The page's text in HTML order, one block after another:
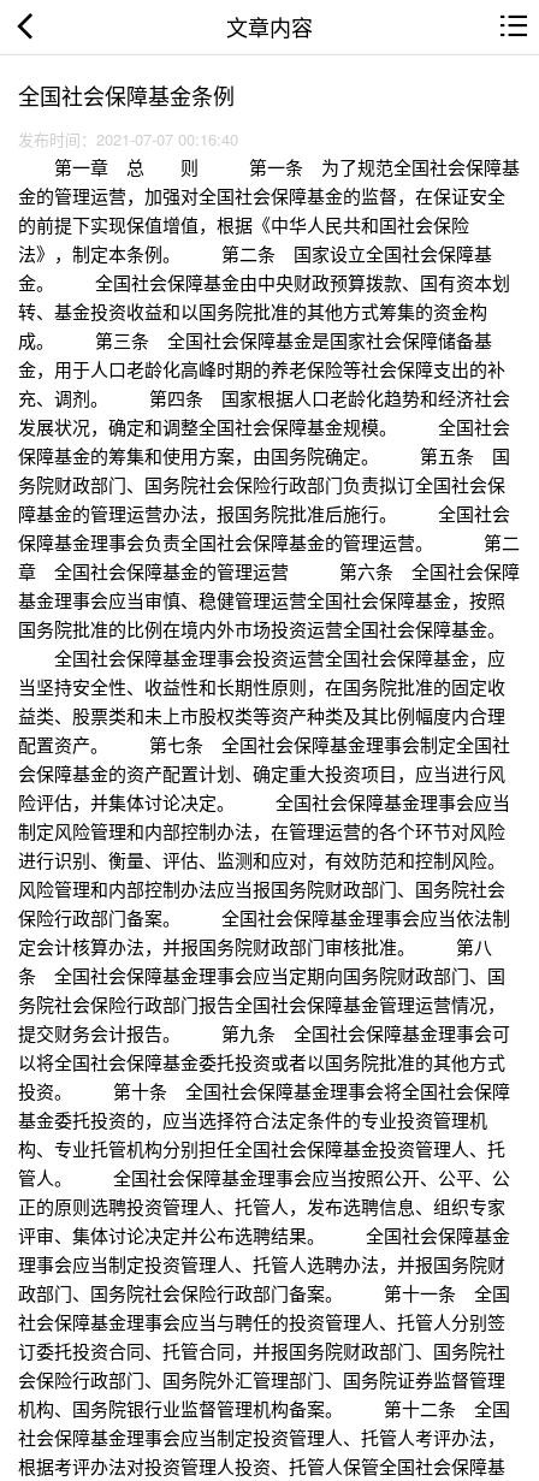
文章内容
全国社会保障基金条例
发布时间：2021-07-07 00:16:40
第一章 总 则 第一条 为了规范全国社会保障基
金的管理运营，加强对全国社会保障基金的监督，在保证安全
的前提下实现保值增值，根据《中华人民共和国社会保险
法》，制定本条例。 第二条 国家设立全国社会保障基
金。 全国社会保障基金由中央财政预算拨款、国有资本划
转、基金投资收益和以国务院批准的其他方式筹集的资金构
成。 第三条 全国社会保障基金是国家社会保障储备基
金，用于人口老龄化高峰时期的养老保险等社会保障支出的补
充、调剂。 第四条 国家根据人口老龄化趋势和经济社会
发展状况，确定和调整全国社会保障基金规模。 全国社会
保障基金的筹集和使用方案，由国务院确定。 第五条 国
务院财政部门、国务院社会保险行政部门负责拟订全国社会保
障基金的管理运营办法，报国务院批准后施行。 全国社会
保障基金理事会负责全国社会保障基金的管理运营。 第二
章 全国社会保障基金的管理运营 第六条 全国社会保障
基金理事会应当审慎、稳健管理运营全国社会保障基金，按照
国务院批准的比例在境内外市场投资运营全国社会保障基金。
全国社会保障基金理事会投资运营全国社会保障基金，应
当坚持安全性、收益性和长期性原则，在国务院批准的固定收
益类、股票类和未上市股权类等资产种类及其比例幅度内合理
配置资产。 第七条 全国社会保障基金理事会制定全国社
会保障基金的资产配置计划、确定重大投资项目，应当进行风
险评估，并集体讨论决定。 全国社会保障基金理事会应当
制定风险管理和内部控制办法，在管理运营的各个环节对风险
进行识别、衡量、评估、监测和应对，有效防范和控制风险。
风险管理和内部控制办法应当报国务院财政部门、国务院社会
保险行政部门备案。 全国社会保障基金理事会应当依法制
定会计核算办法，并报国务院财政部门审核批准。 第八
条 全国社会保障基金理事会应当定期向国务院财政部门、国
务院社会保险行政部门报告全国社会保障基金管理运营情况，
提交财务会计报告。 第九条 全国社会保障基金理事会可
以将全国社会保障基金委托投资或者以国务院批准的其他方式
投资。 第十条 全国社会保障基金理事会将全国社会保障
基金委托投资的，应当选择符合法定条件的专业投资管理机
构、专业托管机构分别担任全国社会保障基金投资管理人、托
管人。 全国社会保障基金理事会应当按照公开、公平、公
正的原则选聘投资管理人、托管人，发布选聘信息、组织专家
评审、集体讨论决定并公布选聘结果。 全国社会保障基金
理事会应当制定投资管理人、托管人选聘办法，并报国务院财
政部门、国务院社会保险行政部门备案。 第十一条 全国
社会保障基金理事会应当与聘任的投资管理人、托管人分别签
订委托投资合同、托管合同，并报国务院财政部门、国务院社
会保险行政部门、国务院外汇管理部门、国务院证券监督管理
机构、国务院银行业监督管理机构备案。 第十二条 全国
社会保障基金理事会应当制定投资管理人、托管人考评办法，
根据考评办法对投资管理人投资、托管人保管全国社会保障基